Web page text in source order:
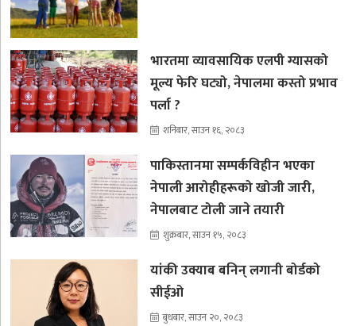
भारतमा व्यावसायिक एलपी ग्यासको
मूल्य फेरि घट्यो, नेपालमा कस्तो प्रभाव
पर्ला ?
शनिबार, साउन १६, २०८३
पाकिस्तानमा सम्पर्कविहीन भएका
नेपाली आरोहीहरूको खोजी जारी,
नेपालबाट टोली जाने तयारी
शुक्रबार, साउन १५, २०८३
यांकी उक्याब बनिन् लगानी बोर्डको
सीईओ
बुधबार, साउन २०, २०८३